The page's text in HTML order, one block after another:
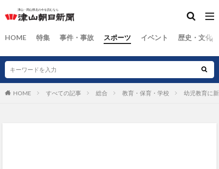
HOME 特集 事件・事故 スポーツ イベント 歴史・文化
HOME すべての記事 総合 教育・保育・学校 幼児教育に